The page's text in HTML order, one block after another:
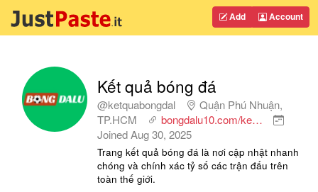
Add Account
Kết quả bóng đá
@ketquabongdal
Quận Phú Nhuận,
TP.HCM
bongdalu10.com/ke…
JoinedAug 30, 2025
Trang kết quả bóng đá là nơi cập nhật nhanh
chóng và chính xác tỷ số các trận đấu trên
toàn thế giới.